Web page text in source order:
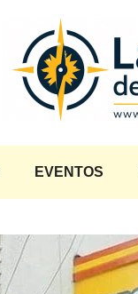
EVENTOS